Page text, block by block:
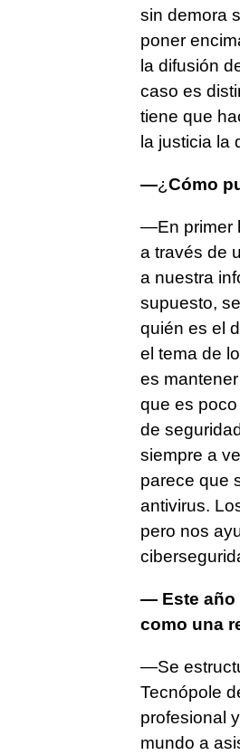
sin demora
poner
la difusión
caso es
tiene que
la justicia la
—¿ Cómo
—En primer
a través de
a nuestra
supuesto,
quién es el
el tema de
es
que es
de
siempre a
parece que
antivirus.
pero nos
— Este
como una
—Se
Tecnópole
profesional
mundo a